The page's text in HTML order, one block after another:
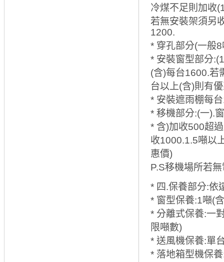
冷煤不足則加收
若無安裝架須另
1200.
* 穿孔部分(一般
* 安裝窗型部分
(含)每台1600.若
台以上(含)則有
* 安裝遮雨棚每
* 移機部分:(一).
* 含)加收500超
收1000.1.5噸以
惠價)
P.S移機場所若
* 四.保養部分:依
* 窗型保養:1噸(
* 分離式保養:一
限噸數)
* 送風機保養:單
* 落地箱型機保